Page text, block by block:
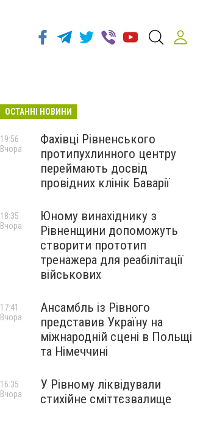
ОСТАННІ НОВИНИ
Фахівці Рівненського
протипухлинного центру
переймають досвід
провідних клінік Баварії
19:56
Вчора
Юному винахіднику з
Рівненщини допоможуть
створити прототип
тренажера для реабілітації
військових
18:35
Вчора
Ансамбль із Рівного
представив Україну на
міжнародній сцені в Польщі
та Німеччині
17:41
Вчора
У Рівному ліквідували
стихійне сміттєзвалище
16:35
Вчора